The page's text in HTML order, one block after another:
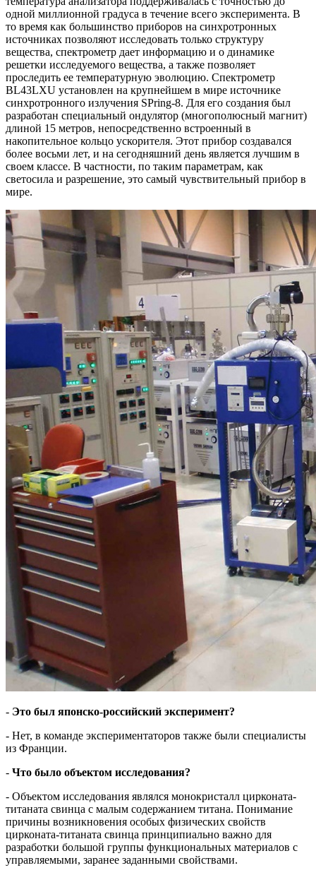
одной миллионной градуса в течение всего эксперимента. В
то время как большинство приборов на синхротронных
источниках позволяют исследовать только структуру
вещества, спектрометр дает информацию и о динамике
решетки исследуемого вещества, а также позволяет
проследить ее температурную эволюцию. Спектрометр
BL43LXU установлен на крупнейшем в мире источнике
синхротронного излучения SPring-8. Для его создания был
разработан специальный ондулятор (многополюсный магнит)
длиной 15 метров, непосредственно встроенный в
накопительное кольцо ускорителя. Этот прибор создавался
более восьми лет, и на сегодняшний день является лучшим в
своем классе. В частности, по таким параметрам, как
светосила и разрешение, это самый чувствительный прибор в
мире.
- Это был японско-российский эксперимент?
- Нет, в команде экспериментаторов также были специалисты
из Франции.
- Что было объектом исследования?
- Объектом исследования являлся монокристалл цирконата-
титаната свинца с малым содержанием титана. Понимание
причины возникновения особых физических свойств
цирконата-титаната свинца принципиально важно для
разработки большой группы функциональных материалов с
управляемыми, заранее заданными свойствами.